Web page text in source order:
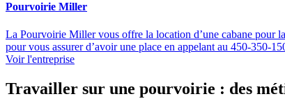
Pourvoirie Miller
La Pourvoirie Miller vous offre la location d’une cabane pour
pour vous assurer d’avoir une place en appelant au 450-350-
Voir l'entreprise
Travailler sur une pourvoirie : des